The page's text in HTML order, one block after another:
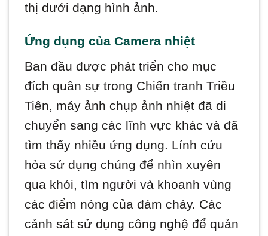
thị dưới dạng hình ảnh.
Ứng dụng của Camera nhiệt
Ban đầu được phát triển cho mục
đích quân sự trong Chiến tranh Triều
Tiên, máy ảnh chụp ảnh nhiệt đã di
chuyển sang các lĩnh vực khác và đã
tìm thấy nhiều ứng dụng. Lính cứu
hỏa sử dụng chúng để nhìn xuyên
qua khói, tìm người và khoanh vùng
các điểm nóng của đám cháy. Các
cảnh sát sử dụng công nghệ để quản